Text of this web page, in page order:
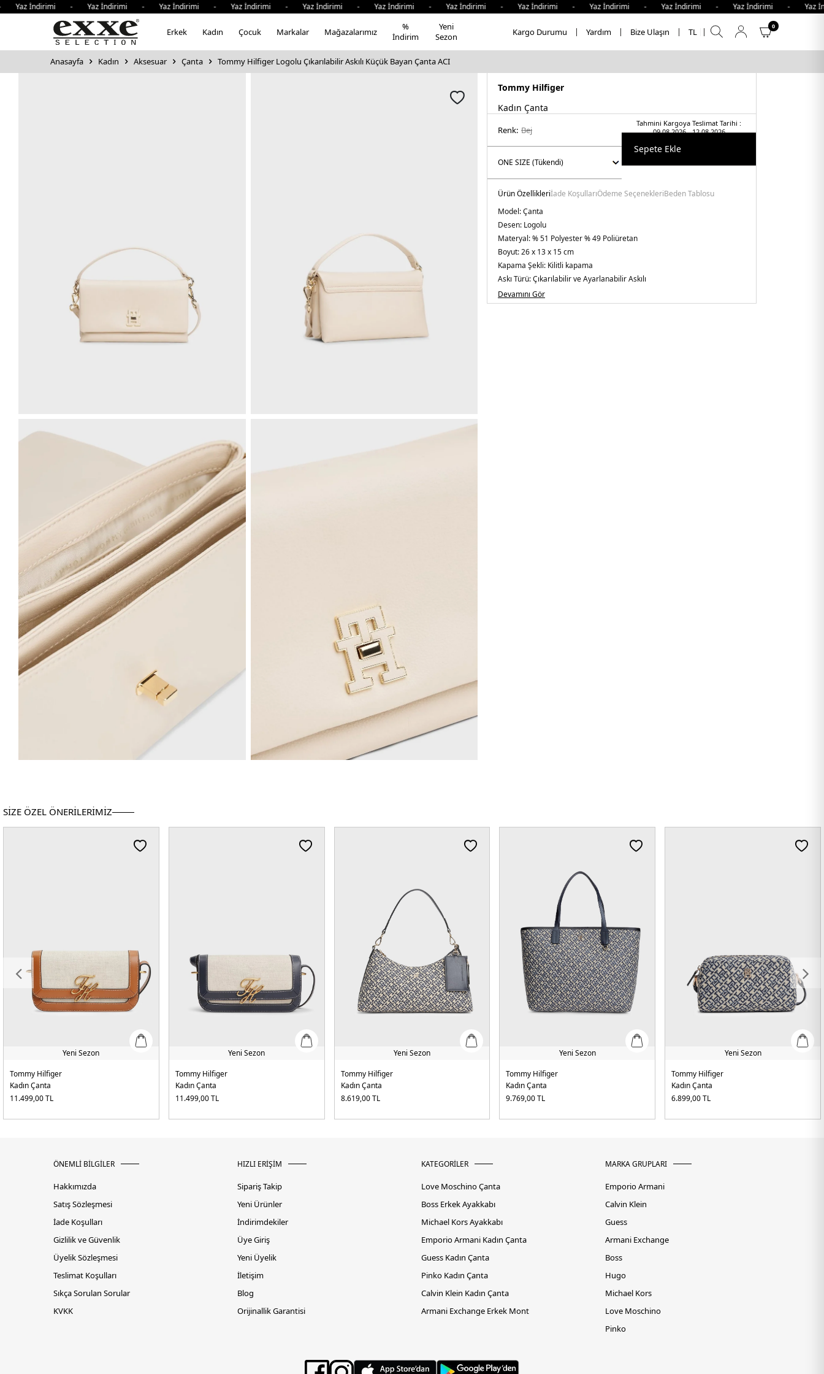
İndirimi - Yaz İndirimi - Yaz İndirimi - Yaz İndirimi - Yaz İndirimi - Yaz İndirimi - Yaz İndirimi - Yaz İndirimi - Yaz İndirimi - Yaz İndirimi - Yaz İndirimi -
Erkek Kadın Çocuk Markalar Mağazalarımız
%
İndirim
Yeni
Sezon
Kargo Durumu Yardım Bize Ulaşın TL
0
Anasayfa Kadın Aksesuar Çanta Tommy Hilfiger Logolu Çıkarılabilir Askılı Küçük Bayan Çanta ACI
Tommy Hilfiger
Kadın Çanta
Tahmini Kargoya Teslimat Tarihi :
09.08.2026 - 12.08.2026
Renk: bej
Sepete Ekle
Ürün Özellikleriİade KoşullarıÖdeme SeçenekleriBeden Tablosu
Model:Çanta
Desen: Logolu
Materyal:% 51 Polyester % 49 Poliüretan
Boyut:26 x 13 x 15 cm
Kapama Şekli: Kilitli kapama
Askı Türü:Çıkarılabilir ve Ayarlanabilir Askılı
Menşei:Kamboçya
Detaylar:- Kapasite 2,2 Lt - Tutma saplı - 3 ana bölme
Devamını Gör
SİZE ÖZEL ÖNERİLERİMİZ
Yeni Sezon
Tommy Hilfiger
Kadın Çanta
11.499,00TL
Yeni Sezon
Tommy Hilfiger
Kadın Çanta
11.499,00TL
Yeni Sezon
Tommy Hilfiger
Kadın Çanta
8.619,00TL
Yeni Sezon
Tommy Hilfiger
Kadın Çanta
9.769,00TL
Yeni Sezon
Tommy Hilfiger
Kadın Çanta
6.899,00TL
ÖNEMLİ BİLGİLER
Hakkımızda
Satış Sözleşmesi
İade Koşulları
Gizlilik ve Güvenlik
Üyelik Sözleşmesi
Teslimat Koşulları
Sıkça Sorulan Sorular
KVKK
HIZLI ERİŞİM
Sipariş Takip
Yeni Ürünler
İndirimdekiler
Üye Giriş
Yeni Üyelik
İletişim
Blog
Orijinallik Garantisi
KATEGORİLER
Love Moschino Çanta
Boss Erkek Ayakkabı
Michael Kors Ayakkabı
Emporio Armani Kadın Çanta
Guess Kadın Çanta
Pinko Kadın Çanta
Calvin Klein Kadın Çanta
Armani Exchange Erkek Mont
MARKA GRUPLARI
Emporio Armani
Calvin Klein
Guess
Armani Exchange
Boss
Hugo
Michael Kors
Love Moschino
Pinko